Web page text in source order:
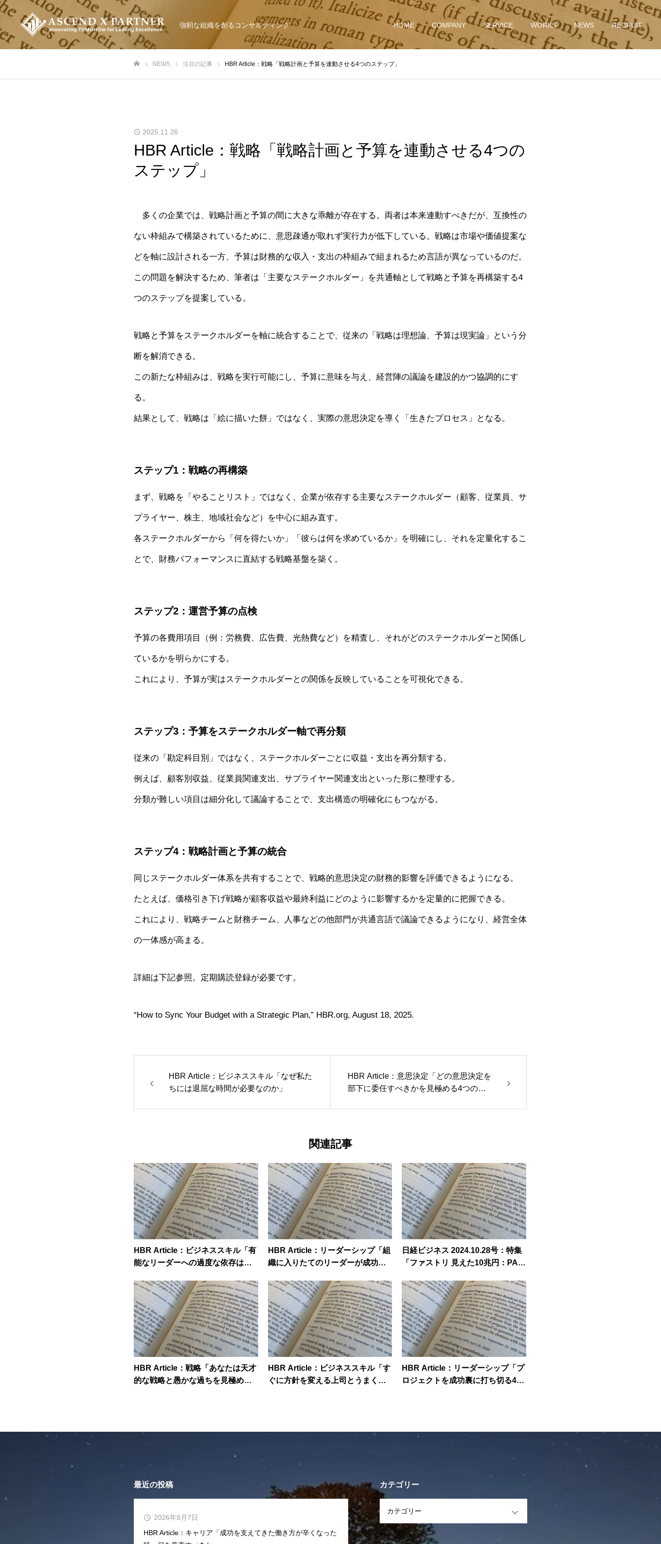
強靭な組織を創るコンサルティング HOME COMPANY SERVICE WORKS NEWS RECRUIT
NEWS 注目の記事 HBR Article：戦略「戦略計画と予算を連動させる4つのステップ」
2025.11.26
HBR Article：戦略「戦略計画と予算を連動させる4つの
ステップ」
多くの企業では、戦略計画と予算の間に大きな乖離が存在する。両者は本来連動すべきだが、互換性の
ない枠組みで構築されているために、意思疎通が取れず実行力が低下している。戦略は市場や価値提案な
どを軸に設計される一方、予算は財務的な収入・支出の枠組みで組まれるため言語が異なっているのだ。
この問題を解決するため、筆者は「主要なステークホルダー」を共通軸として戦略と予算を再構築する4
つのステップを提案している。
戦略と予算をステークホルダーを軸に統合することで、従来の「戦略は理想論、予算は現実論」という分
断を解消できる。
この新たな枠組みは、戦略を実行可能にし、予算に意味を与え、経営陣の議論を建設的かつ協調的にす
る。
結果として、戦略は「絵に描いた餅」ではなく、実際の意思決定を導く「生きたプロセス」となる。
ステップ1：戦略の再構築
まず、戦略を「やることリスト」ではなく、企業が依存する主要なステークホルダー（顧客、従業員、サ
プライヤー、株主、地域社会など）を中心に組み直す。
各ステークホルダーから「何を得たいか」「彼らは何を求めているか」を明確にし、それを定量化するこ
とで、財務パフォーマンスに直結する戦略基盤を築く。
ステップ2：運営予算の点検
予算の各費用項目（例：労務費、広告費、光熱費など）を精査し、それがどのステークホルダーと関係し
ているかを明らかにする。
これにより、予算が実はステークホルダーとの関係を反映していることを可視化できる。
ステップ3：予算をステークホルダー軸で再分類
従来の「勘定科目別」ではなく、ステークホルダーごとに収益・支出を再分類する。
例えば、顧客別収益、従業員関連支出、サプライヤー関連支出といった形に整理する。
分類が難しい項目は細分化して議論することで、支出構造の明確化にもつながる。
ステップ4：戦略計画と予算の統合
同じステークホルダー体系を共有することで、戦略的意思決定の財務的影響を評価できるようになる。
たとえば、価格引き下げ戦略が顧客収益や最終利益にどのように影響するかを定量的に把握できる。
これにより、戦略チームと財務チーム、人事などの他部門が共通言語で議論できるようになり、経営全体
の一体感が高まる。
詳細は下記参照。定期購読登録が必要です。
“How to Sync Your Budget with a Strategic Plan,” HBR.org, August 18, 2025.
HBR Article：ビジネススキル「なぜ私た
ちには退屈な時間が必要なのか」
HBR Article：意思決定「どの意思決定を
部下に委任すべきかを見極める4つの質
関連記事
HBR Article：ビジネススキル「有
能なリーダーへの過度な依存は組
HBR Article：リーダーシップ「組
織に入りたてのリーダーが成功す
日経ビジネス 2024.10.28号：特集
「ファストリ 見えた10兆円：PAR
成 有望株は異国で鍛える 外国
人の管理職8割へ」
HBR Article：戦略「あなたは天才
的な戦略と愚かな過ちを見極めら
HBR Article：ビジネススキル「す
ぐに方針を変える上司とうまくつ
HBR Article：リーダーシップ「プ
ロジェクトを成功裏に打ち切る4つ
最近の投稿
HBR Article：キャリア「成功を支えてきた働き方が辛くなった
2026年8月7日
カテゴリー